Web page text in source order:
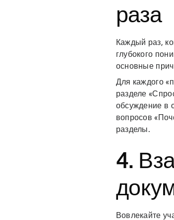
раза
Каждый раз,
глубокого
основные
Для каждого
разделе
обсуждение в
вопросов
разделы.
4.
Вовлекайте